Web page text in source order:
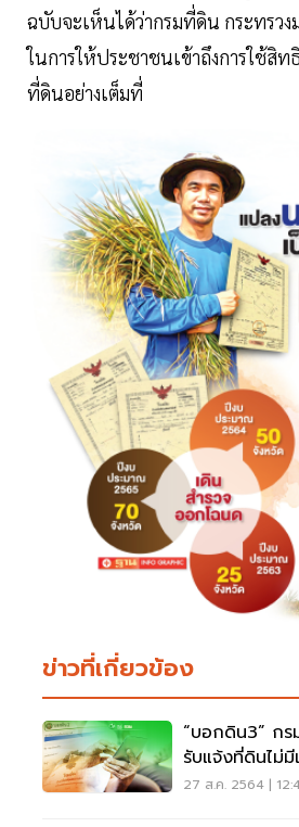
ฉบับจะเห็นได้ว่ากรมที่ดิน กระทรวง
ในการให้ประชาชนเข้าถึงการใช้สิท
ที่ดินอย่างเต็มที่
ข่าวที่เกี่ยวข้อง
“บอกดิน3” ก
รับแจ้งที่ดินไม่
27 ส.ค. 2564 |